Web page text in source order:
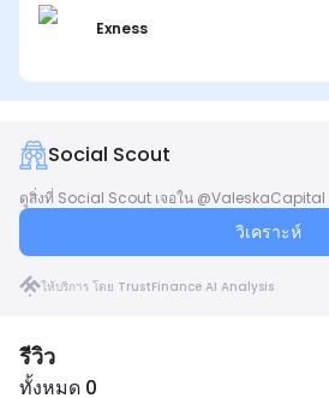
Exness
Social Scout
ดูสิ่งที่ Social Scout เจอใน @ValeskaCapital
วิเคราะห์
ให้บริการ โดย TrustFinance AI Analysis
รีวิว
ทั้งหมด 0